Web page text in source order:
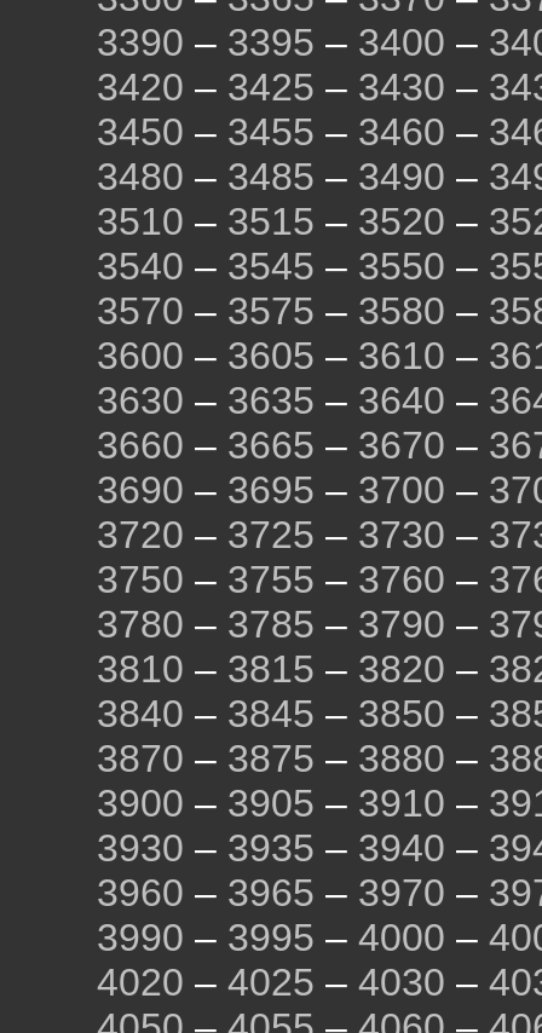
3390 – 3395 – 3400 –
3420 – 3425 – 3430 –
3450 – 3455 – 3460 –
3480 – 3485 – 3490 –
3510 – 3515 – 3520 –
3540 – 3545 – 3550 –
3570 – 3575 – 3580 –
3600 – 3605 – 3610 –
3630 – 3635 – 3640 –
3660 – 3665 – 3670 –
3690 – 3695 – 3700 –
3720 – 3725 – 3730 –
3750 – 3755 – 3760 –
3780 – 3785 – 3790 –
3810 – 3815 – 3820 –
3840 – 3845 – 3850 –
3870 – 3875 – 3880 –
3900 – 3905 – 3910 –
3930 – 3935 – 3940 –
3960 – 3965 – 3970 –
3990 – 3995 – 4000 –
4020 – 4025 – 4030 –